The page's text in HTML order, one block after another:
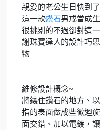
親愛的老公生日快到
這一款鑽石男戒當成
很挑剔的不過卻對這
謝珠寶達人的設計巧
物
維修設計概念~
將鑲住鑽石的地方、
指的表面做成些微迴
面交錯、加以電鍍，